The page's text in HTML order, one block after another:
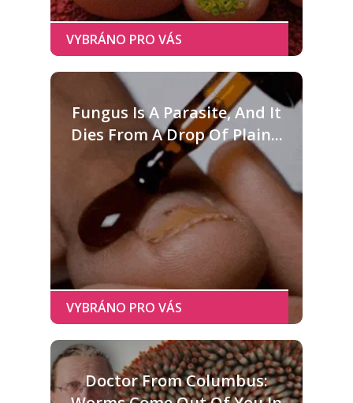
Fungus Is A Parasite, And It
Dies From A Drop Of Plain...
Doctor From Columbus: